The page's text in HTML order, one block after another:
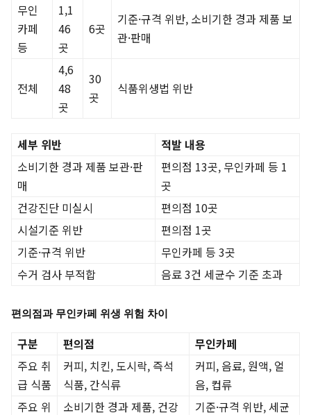
무인
카페
등
1,1
46
곳
6곳
기준·규격 위반, 소비기한 경과 제품 보
관·판매
전체
4,6
48
곳
30
곳
식품위생법 위반
세부 위반
적발 내용
소비기한 경과 제품 보관·판
매
편의점 13곳, 무인카페 등 1
곳
건강진단 미실시
편의점 10곳
시설기준 위반
편의점 1곳
기준·규격 위반
무인카페 등 3곳
수거 검사 부적합
음료 3건 세균수 기준 초과
편의점과 무인카페 위생 위험 차이
구분 편의점
무인카페
주요 취
급 식품
커피, 치킨, 도시락, 즉석
식품, 간식류
커피, 음료, 원액, 얼
음, 컵류
주요 위
소비기한 경과 제품, 건강
기준·규격 위반, 세균